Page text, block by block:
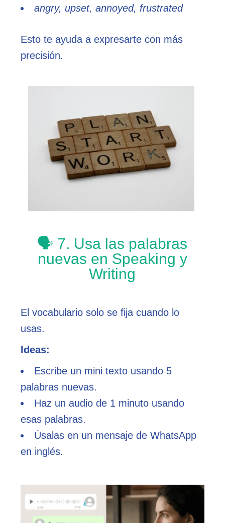
angry, upset, annoyed, frustrated
Esto te ayuda a expresarte con más
precisión.
🗣️ 7. Usa las palabras
nuevas en Speaking y
Writing
El vocabulario solo se fija cuando lo
usas.
Ideas:
Escribe un mini texto usando 5
palabras nuevas.
Haz un audio de 1 minuto usando
esas palabras.
Úsalas en un mensaje de WhatsApp
en inglés.